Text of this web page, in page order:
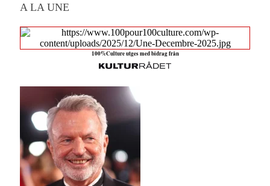
A LA UNE
100%Culture utges med bidrag från